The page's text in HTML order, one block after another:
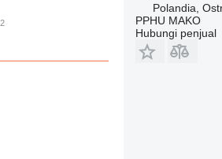
Polandia,
PPHU MAKO
Hubungi penjual